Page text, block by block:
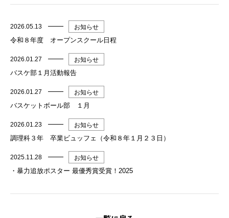
2026.05.13 お知らせ
令和８年度 オープンスクール日程
2026.01.27 お知らせ
バスケ部１月活動報告
2026.01.27 お知らせ
バスケットボール部 １月
2026.01.23 お知らせ
調理科３年 卒業ビュッフェ（令和８年１月２３日）
2025.11.28 お知らせ
・暴力追放ポスター 最優秀賞受賞！2025